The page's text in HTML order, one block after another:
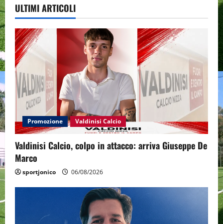
ULTIMI ARTICOLI
Promozione Valdinisi Calcio
Valdinisi Calcio, colpo in attacco: arriva Giuseppe De
Marco
sportjonico 06/08/2026